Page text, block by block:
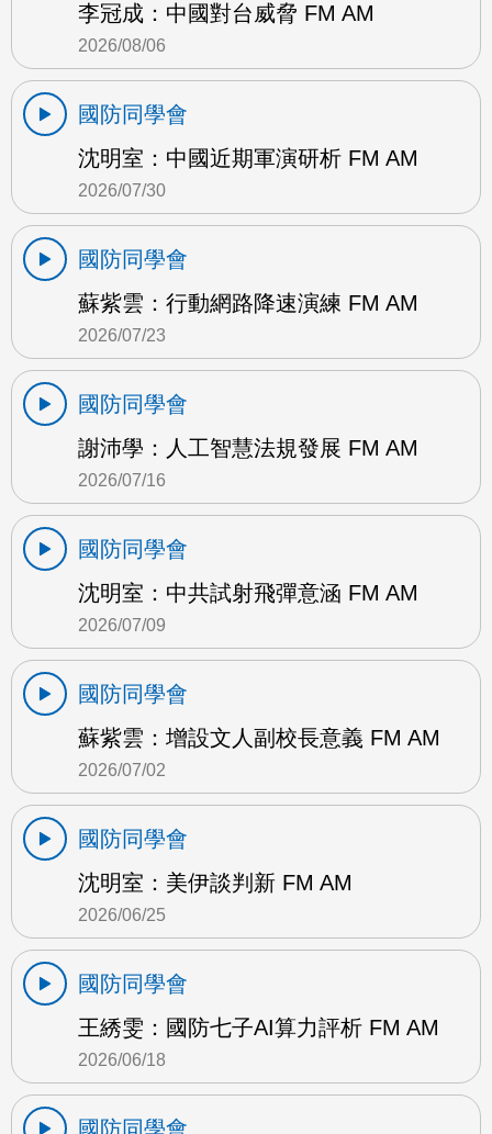
李冠成：中國對台威脅 FM AM
2026/08/06
國防同學會
沈明室：中國近期軍演研析 FM AM
2026/07/30
國防同學會
蘇紫雲：行動網路降速演練 FM AM
2026/07/23
國防同學會
謝沛學：人工智慧法規發展 FM AM
2026/07/16
國防同學會
沈明室：中共試射飛彈意涵 FM AM
2026/07/09
國防同學會
蘇紫雲：增設文人副校長意義 FM AM
2026/07/02
國防同學會
沈明室：美伊談判新 FM AM
2026/06/25
國防同學會
王綉雯：國防七子AI算力評析 FM AM
2026/06/18
國防同學會